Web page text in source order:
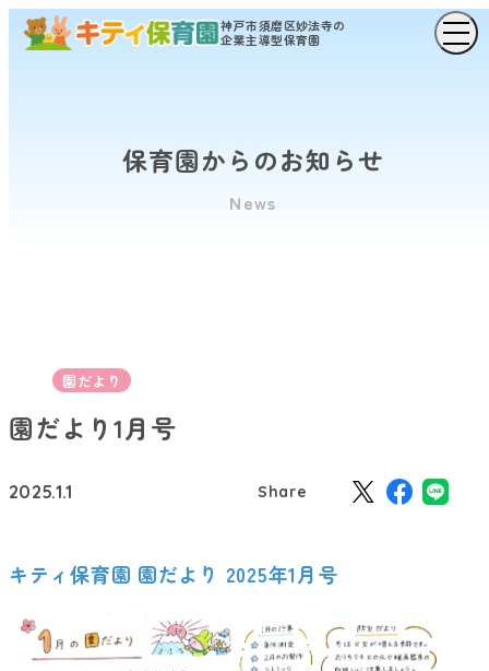
神戸市須磨区妙法寺の
企業主導型保育園
保育園からのお知らせ
News
園だより
園だより1月号
2025.1.1 Share
キティ保育園 園だより 2025年1月号